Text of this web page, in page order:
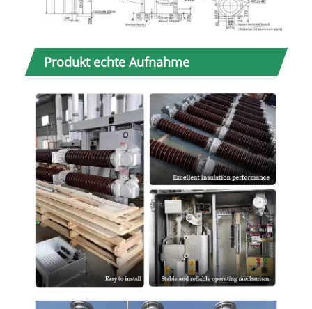
Produkt echte Aufnahme